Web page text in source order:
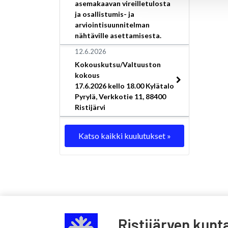
asemakaavan vireilletulosta
ja osallistumis- ja
arviointisuunnitelman
nähtäville asettamisesta.
12.6.2026
Kokouskutsu/Valtuuston
kokous
17.6.2026 kello 18.00 Kylätalo
Pyrylä, Verkkotie 11, 88400
Ristijärvi
Katso kaikki kuulutukset »